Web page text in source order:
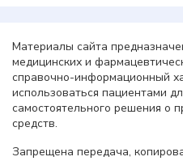
Материалы сайта
медицинских и
справочно-информационный
использоваться пациентами
самостоятельного решения о
средств.
Запрещена передача,